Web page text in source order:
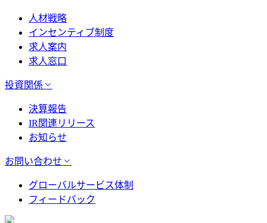
人材戦略
インセンティブ制度
求人案内
求人窓口
投資関係
決算報告
IR関連リリース
お知らせ
お問い合わせ
グローバルサービス体制
フィードバック